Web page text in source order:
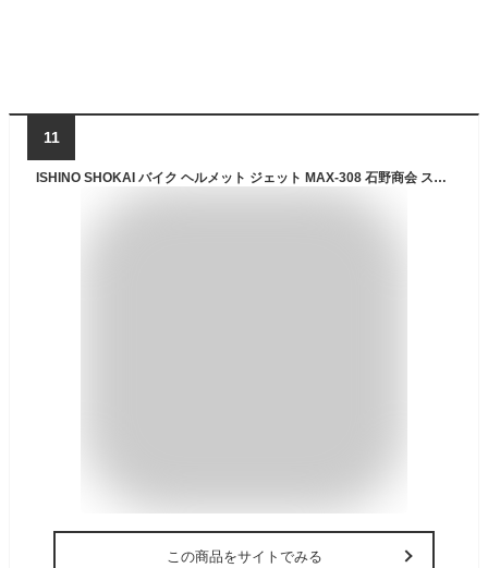
11
ISHINO SHOKAI バイク ヘルメット ジェット MAX-308 石野商会 スモールジョンジェット SG規格 PSC規格 M(54〜57cm未満程度) プコアブルー/ブラック
この商品をサイトでみる